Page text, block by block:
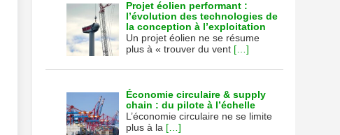
Projet éolien performant :
l’évolution des technologies de
la conception à l’exploitation
Un projet éolien ne se résume
plus à « trouver du vent […]
Économie circulaire & supply
chain : du pilote à l’échelle
L’économie circulaire ne se limite
plus à la […]